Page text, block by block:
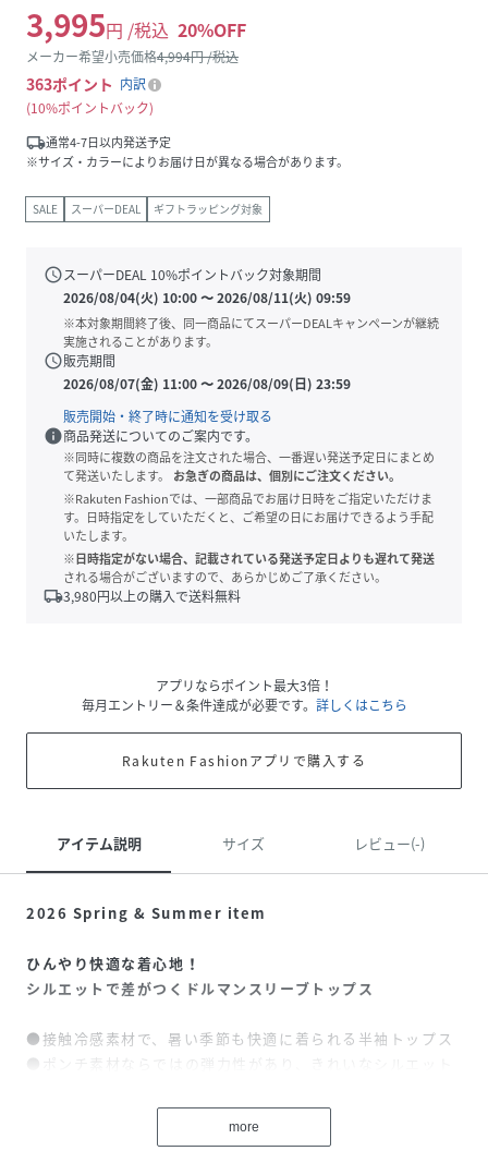
3,995円 /税込 20%OFF
メーカー希望小売価格4,994円 /税込
363ポイント 内訳
10%ポイントバック
local_shipping通常4-7日以内発送予定
※サイズ・カラーによりお届け日が異なる場合があります。
SALE スーパーDEAL ギフトラッピング対象
scheduleスーパーDEAL 10%ポイントバック対象期間
2026/08/04(火) 10:00〜2026/08/11(火) 09:59
※本対象期間終了後、同一商品にてスーパーDEALキャンペーンが継続
実施されることがあります。
schedule販売期間
2026/08/07(金) 11:00〜2026/08/09(日) 23:59
販売開始・終了時に通知を受け取る
info商品発送についてのご案内です。
※同時に複数の商品を注文された場合、一番遅い発送予定日にまとめ
て発送いたします。
お急ぎの商品は、個別にご注文ください。
※Rakuten Fashionでは、一部商品でお届け日時をご指定いただけま
す。日時指定をしていただくと、ご希望の日にお届けできるよう手配
いたします。
※日時指定がない場合、記載されている発送予定日よりも遅れて発送
される場合がございますので、あらかじめご了承ください。
local_shipping3,980円以上の購入で送料無料
アプリならポイント最大3倍！
毎月エントリー＆条件達成が必要です。 詳しくはこちら
Rakuten Fashionアプリで購入する
アイテム説明 サイズ レビュー(-)
2026 Spring & Summer item
ひんやり快適な着心地！
シルエットで差がつくドルマンスリーブトップス
●接触冷感素材で、暑い季節も快適に着られる半袖トップス
●ポンチ素材ならではの弾力性があり、きれいなシルエット
●シンプルなクルーネックデザインで、デイリーに使いやす
more